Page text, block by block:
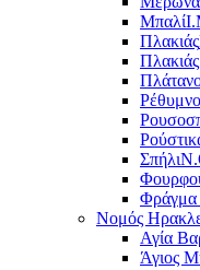
Μπαλί
Πλακιάς
Ρέθυμνο
Σπήλι
Νομός
Αγία
Άγιος